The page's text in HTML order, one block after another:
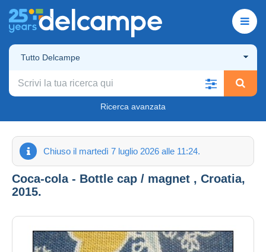
Tutto Delcampe
Ricerca avanzata
Chiuso il martedì 7 luglio 2026 alle 11:24.
Coca-cola - Bottle cap / magnet , Croatia,
2015.